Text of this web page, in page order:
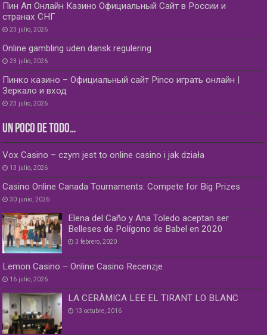
Пин Ап Онлайн Казино Официальный Сайт в России и
странах СНГ
23 julio, 2026
Online gambling uden dansk regulering
23 julio, 2026
Пинко казино – Официальный сайт Pinco играть онлайн |
Зеркало и вход
23 julio, 2026
UN POCO DE TODO…
Vox Casino – czym jest to online casino i jak działa
13 julio, 2026
Casino Online Canada Tournaments: Compete for Big Prizes
30 junio, 2026
Elena del Caño y Ana Toledo aceptan ser
Belleses de Polígono de Babel en 2020
3 febrero, 2020
Lemon Casino – Online Casino Recenzje
16 julio, 2026
LA CERÀMICA LEE EL TIRANT LO BLANC
13 octubre, 2016